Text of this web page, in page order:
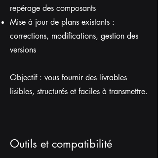
repérage des composants
Mise à jour de plans existants :
corrections, modifications, gestion des
versions
Objectif : vous fournir des livrables
lisibles, structurés et faciles à transmettre.
Outils et compatibilité